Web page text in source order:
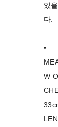
있
다.
•
W